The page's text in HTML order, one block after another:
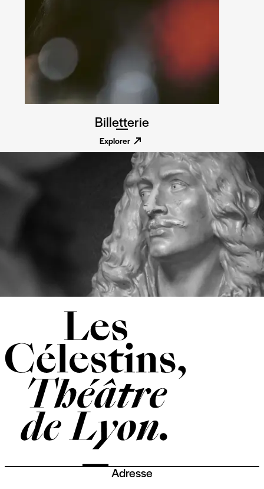
Billetterie
Explorer
Adresse